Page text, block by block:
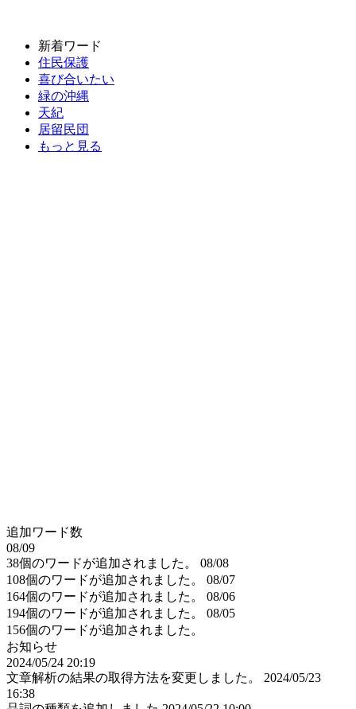
新着ワード
住民保護
喜び合いたい
緑の沖縄
天紀
居留民団
もっと見る
追加ワード数
08/09
38個のワードが追加されました。
08/08
108個のワードが追加されました。
08/07
164個のワードが追加されました。
08/06
194個のワードが追加されました。
08/05
156個のワードが追加されました。
お知らせ
2024/05/24 20:19
文章解析の結果の取得方法を変更しました。
2024/05/23
16:38